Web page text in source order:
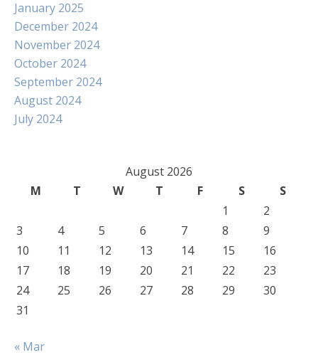
January 2025
December 2024
November 2024
October 2024
September 2024
August 2024
July 2024
August 2026
M
T W T F S
S
1
2
3
4 5 6 7 8
9
10
11 12 13 14 15
16
17
18 19 20 21 22
23
24
25 26 27 28 29
30
31
« Mar